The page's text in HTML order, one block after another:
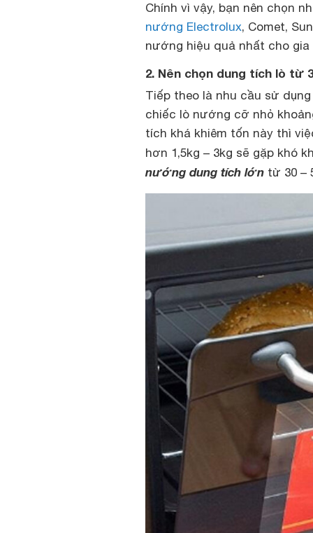
Chính vì vậy, bạn nên chọn
nướng Electrolux, Comet,
nướng hiệu quả nhất cho
2. Nên chọn dung tích lò từ
Tiếp theo là nhu cầu sử
chiếc lò nướng cỡ nhỏ
tích khá khiêm tốn này thì
hơn 1,5kg – 3kg sẽ gặp khó
nướng dung tích lớn từ 30 –